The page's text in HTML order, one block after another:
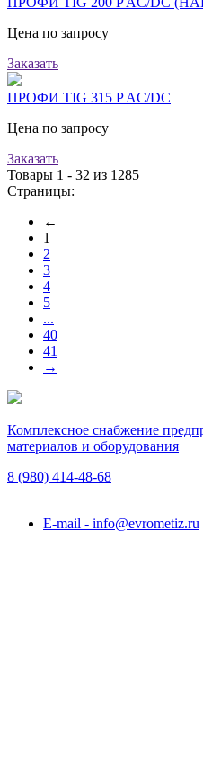
Цена по запросу
Заказать
ПРОФИ TIG 315 P AC/DC
Цена по запросу
Заказать
Товары 1 - 32 из 1285
Страницы:
←
1
2
3
4
5
...
40
41
→
Комплексное снабжение
материалов и оборудования
8 (980) 414-48-68
E-mail - info@evrometiz.ru